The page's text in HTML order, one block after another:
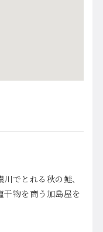
でとれる秋の鮭、
物を商う加島屋を